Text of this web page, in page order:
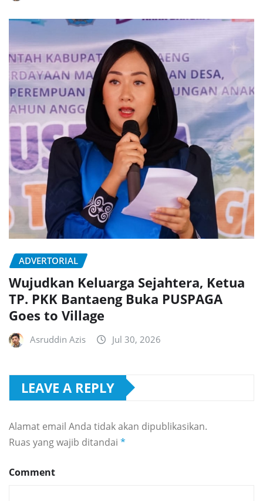
ADVERTORIAL
Wujudkan Keluarga Sejahtera, Ketua
TP. PKK Bantaeng Buka PUSPAGA
Goes to Village
Asruddin Azis Jul 30, 2026
LEAVE A REPLY
Alamat email Anda tidak akan dipublikasikan.
Ruas yang wajib ditandai *
Comment